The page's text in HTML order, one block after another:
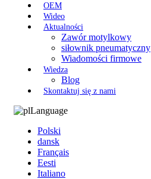
OEM
Wideo
Aktualności
Zawór motylkowy
siłownik pneumatyczny
Wiadomości firmowe
Wiedza
Blog
Skontaktuj się z nami
Language
Polski
dansk
Français
Eesti
Italiano